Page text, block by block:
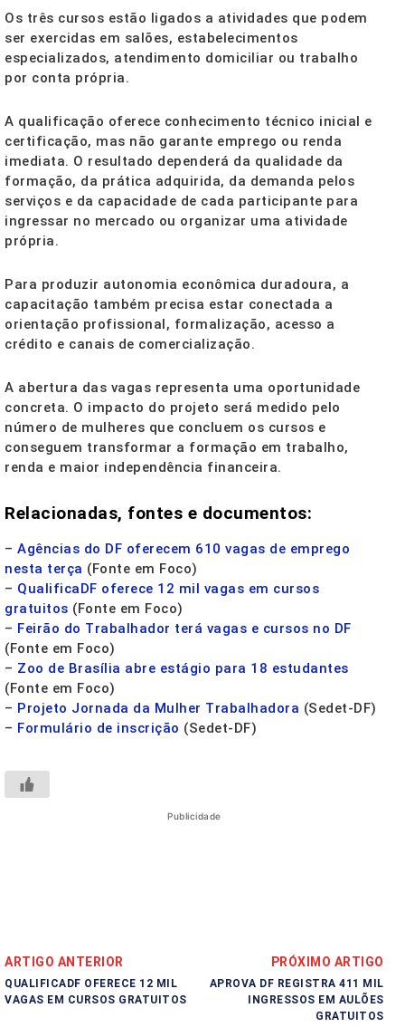
Os três cursos estão ligados a atividades que podem
ser exercidas em salões, estabelecimentos
especializados, atendimento domiciliar ou trabalho
por conta própria.
A qualificação oferece conhecimento técnico inicial e
certificação, mas não garante emprego ou renda
imediata. O resultado dependerá da qualidade da
formação, da prática adquirida, da demanda pelos
serviços e da capacidade de cada participante para
ingressar no mercado ou organizar uma atividade
própria.
Para produzir autonomia econômica duradoura, a
capacitação também precisa estar conectada a
orientação profissional, formalização, acesso a
crédito e canais de comercialização.
A abertura das vagas representa uma oportunidade
concreta. O impacto do projeto será medido pelo
número de mulheres que concluem os cursos e
conseguem transformar a formação em trabalho,
renda e maior independência financeira.
Relacionadas, fontes e documentos:
– Agências do DF oferecem 610 vagas de emprego
nesta terça (Fonte em Foco)
– QualificaDF oferece 12 mil vagas em cursos
gratuitos (Fonte em Foco)
– Feirão do Trabalhador terá vagas e cursos no DF
(Fonte em Foco)
– Zoo de Brasília abre estágio para 18 estudantes
(Fonte em Foco)
– Projeto Jornada da Mulher Trabalhadora (Sedet-DF)
– Formulário de inscrição (Sedet-DF)
Publicidade
ARTIGO ANTERIOR
QUALIFICADF OFERECE 12 MIL
VAGAS EM CURSOS GRATUITOS
PRÓXIMO ARTIGO
APROVA DF REGISTRA 411 MIL
INGRESSOS EM AULÕES
GRATUITOS